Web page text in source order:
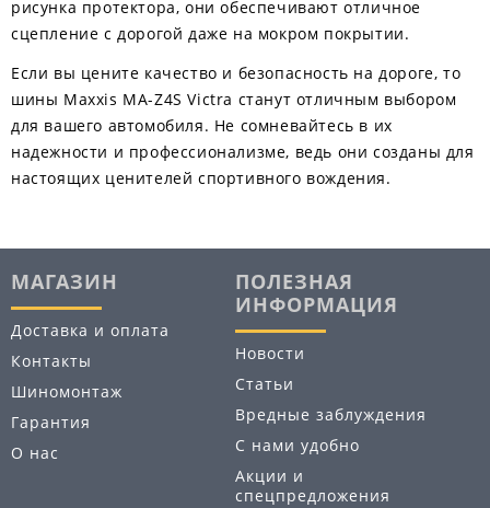
рисунка протектора, они обеспечивают отличное
сцепление с дорогой даже на мокром покрытии.
Если вы цените качество и безопасность на дороге, то
шины Maxxis MA-Z4S Victra станут отличным выбором
для вашего автомобиля. Не сомневайтесь в их
надежности и профессионализме, ведь они созданы для
настоящих ценителей спортивного вождения.
МАГАЗИН
Доставка и оплата
Контакты
Шиномонтаж
Гарантия
О нас
ПОЛЕЗНАЯ
ИНФОРМАЦИЯ
Новости
Статьи
Вредные заблуждения
С нами удобно
Акции и
спецпредложения